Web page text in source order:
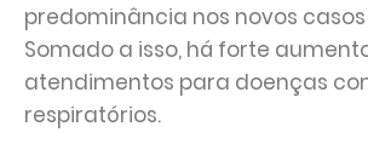
predominância nos novos
Somado a isso, há forte
atendimentos para doenças
respiratórios.